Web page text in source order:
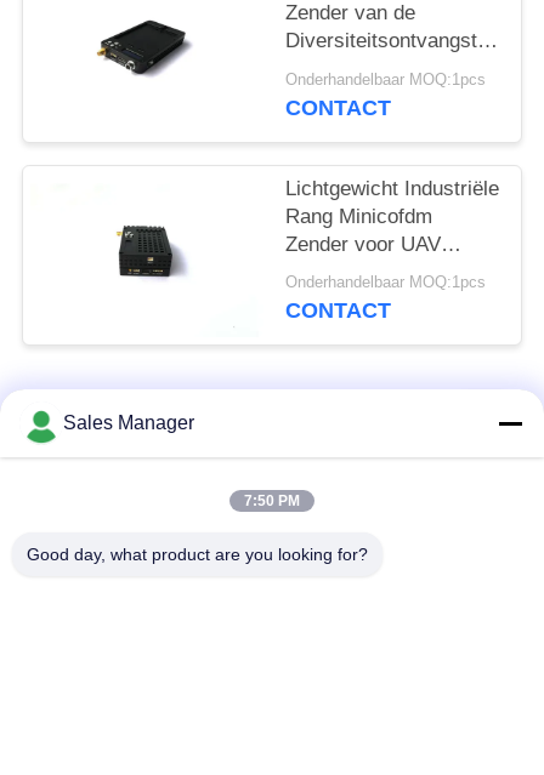
Zender van de
Diversiteitsontvangst
met Lotus-Interface
Audioinput
Onderhandelbaar MOQ:1pcs
CONTACT
Lichtgewicht Industriële
Rang Minicofdm
Zender voor UAV
Videoverbindingssysteem
Onderhandelbaar MOQ:1pcs
CONTACT
populaire categorieën
De draadloze
COFDM
Sales Manager
7:50 PM
Good day, what product are you looking for?